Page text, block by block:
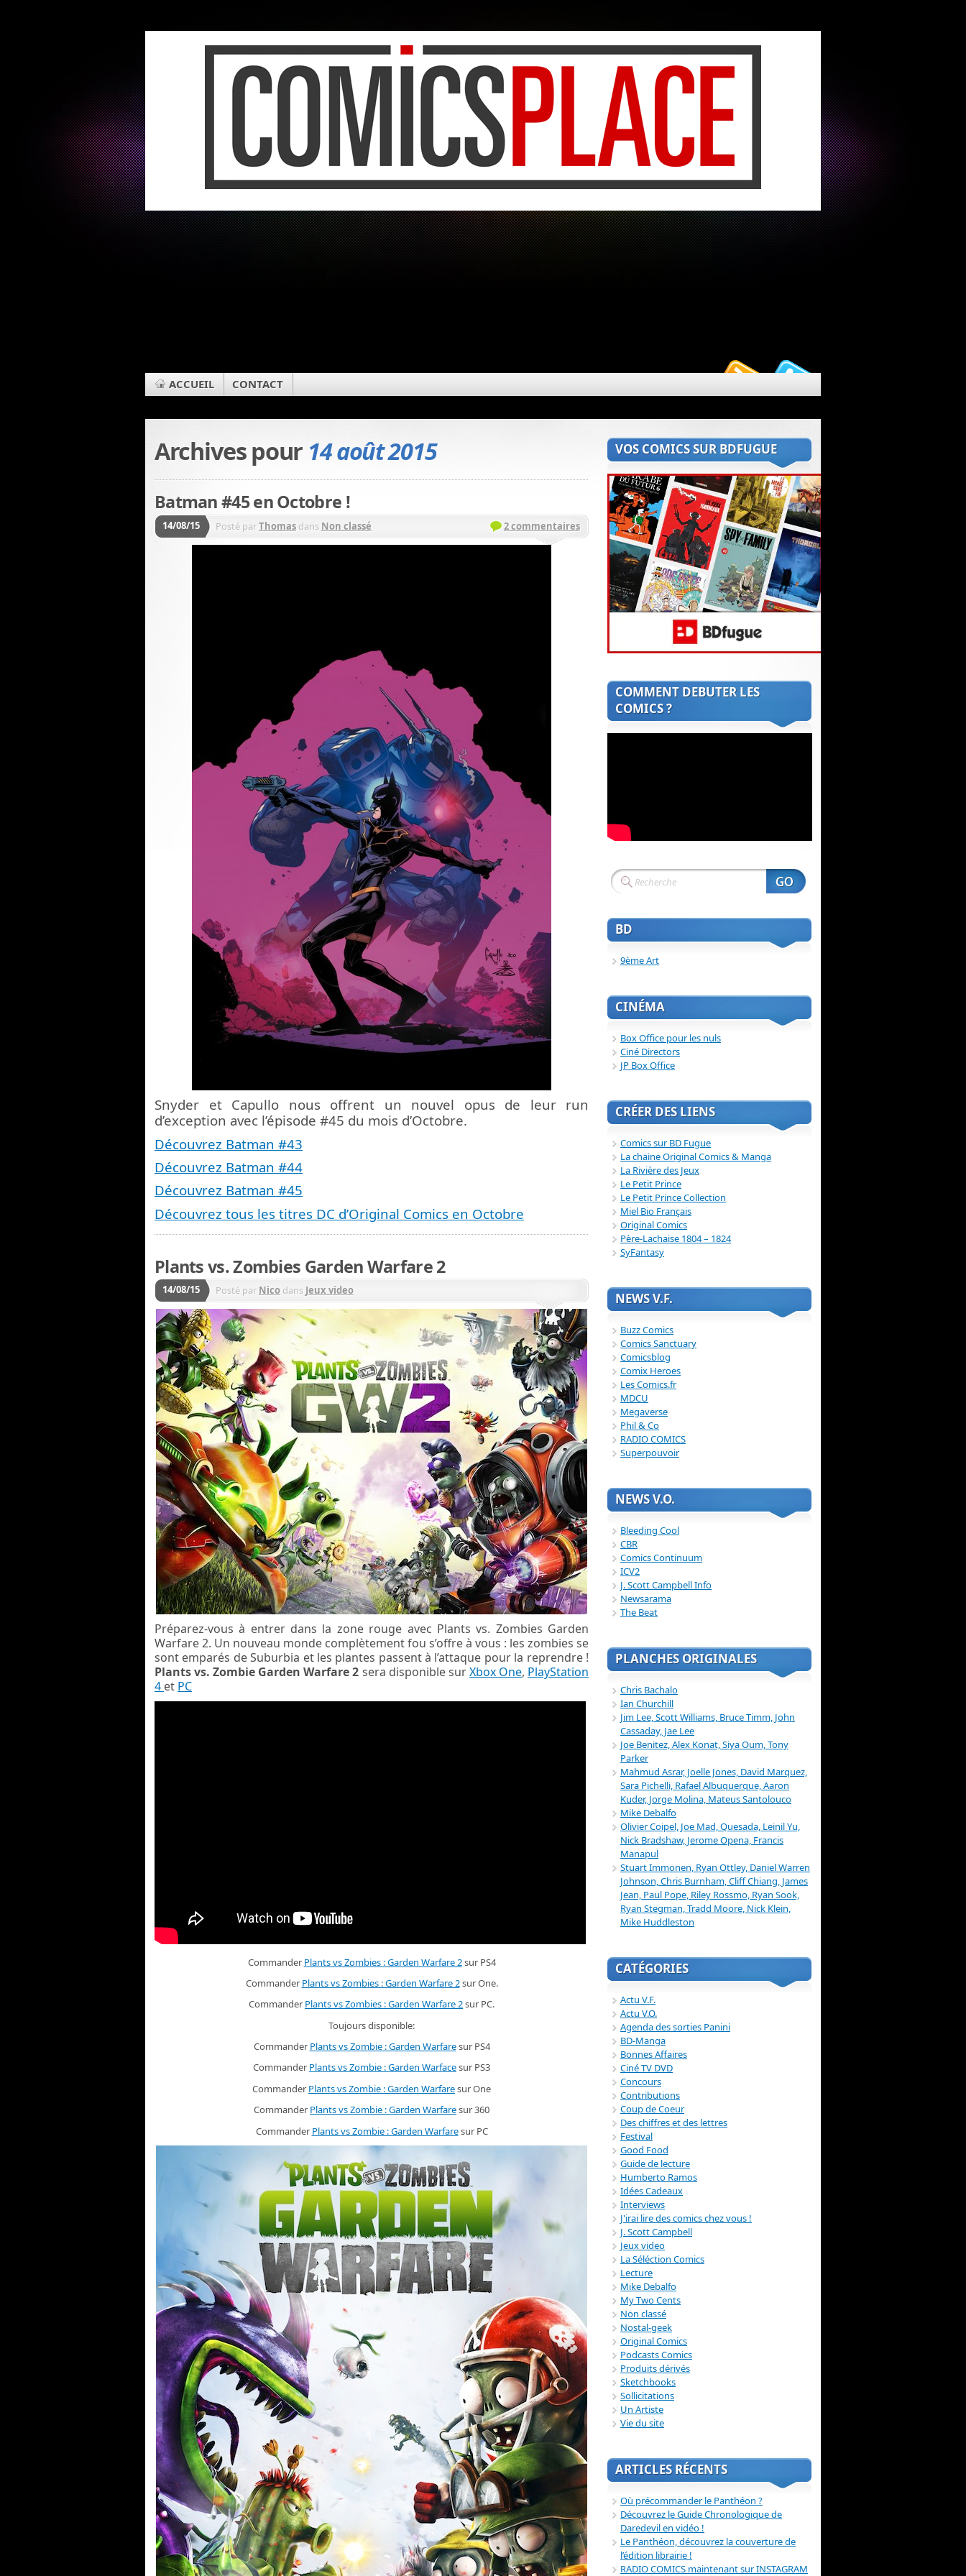
ACCUEIL CONTACT
Archives pour 14 août 2015
Batman #45 en Octobre !
14/08/15 Posté parThomas dans Non classé 2 commentaires
Snyder et Capullo nous offrent un nouvel opus de leur run
d’exception avec l’épisode #45 du mois d’Octobre.
Découvrez Batman #43
Découvrez Batman #44
Découvrez Batman #45
Découvrez tous les titres DC d’Original Comics en Octobre
Plants vs. Zombies Garden Warfare 2
14/08/15 Posté par Nico dans Jeux video
Préparez-vous à entrer dans la zone rouge avec Plants vs. Zombies Garden
Warfare 2. Un nouveau monde complètement fou s’offre à vous : les zombies se
sont emparés de Suburbia et les plantes passent à l’attaque pour la reprendre !
Plants vs. Zombie Garden Warfare 2 sera disponible surXbox One, PlayStation
4 et PC
Commander Plants vs Zombies : Garden Warfare 2sur PS4
Commander Plants vs Zombies : Garden Warfare 2sur One.
Commander Plants vs Zombies : Garden Warfare 2sur PC.
Toujours disponible:
Commander Plants vs Zombie : Garden Warfaresur PS4
Commander Plants vs Zombie : Garden Warfacesur PS3
Commander Plants vs Zombie : Garden Warfaresur One
Commander Plants vs Zombie : Garden Warfaresur 360
Commander Plants vs Zombie : Garden Warfaresur PC
VOS COMICS SUR BDFUGUE
COMMENT DEBUTER LES
COMICS ?
BD
9ème Art
CINÉMA
Box Office pour les nuls
Ciné Directors
JP Box Office
CRÉER DES LIENS
Comics sur BD Fugue
La chaine Original Comics & Manga
La Rivière des Jeux
Le Petit Prince
Le Petit Prince Collection
Miel Bio Français
Original Comics
Père-Lachaise 1804 – 1824
SyFantasy
NEWS V.F.
Buzz Comics
Comics Sanctuary
Comicsblog
Comix Heroes
Les Comics.fr
MDCU
Megaverse
Phil & Co
RADIO COMICS
Superpouvoir
NEWS V.O.
Bleeding Cool
CBR
Comics Continuum
ICV2
J. Scott Campbell Info
Newsarama
The Beat
PLANCHES ORIGINALES
Chris Bachalo
Ian Churchill
Jim Lee, Scott Williams, Bruce Timm, John
Cassaday, Jae Lee
Joe Benitez, Alex Konat, Siya Oum, Tony
Parker
Mahmud Asrar, Joelle Jones, David Marquez,
Sara Pichelli, Rafael Albuquerque, Aaron
Kuder, Jorge Molina, Mateus Santolouco
Mike Debalfo
Olivier Coipel, Joe Mad, Quesada, Leinil Yu,
Nick Bradshaw, Jerome Opena, Francis
Manapul
Stuart Immonen, Ryan Ottley, Daniel Warren
Johnson, Chris Burnham, Cliff Chiang, James
Jean, Paul Pope, Riley Rossmo, Ryan Sook,
Ryan Stegman, Tradd Moore, Nick Klein,
Mike Huddleston
CATÉGORIES
Actu V.F.
Actu V.O.
Agenda des sorties Panini
BD-Manga
Bonnes Affaires
Ciné TV DVD
Concours
Contributions
Coup de Coeur
Des chiffres et des lettres
Festival
Good Food
Guide de lecture
Humberto Ramos
Idées Cadeaux
Interviews
J'irai lire des comics chez vous !
J. Scott Campbell
Jeux video
La Séléction Comics
Lecture
Mike Debalfo
My Two Cents
Non classé
Nostal-geek
Original Comics
Podcasts Comics
Produits dérivés
Sketchbooks
Sollicitations
Un Artiste
Vie du site
ARTICLES RÉCENTS
Où précommander le Panthéon ?
Découvrez le Guide Chronologique de
Daredevil en vidéo !
Le Panthéon, découvrez la couverture de
l’édition librairie !
RADIO COMICS maintenant sur INSTAGRAM